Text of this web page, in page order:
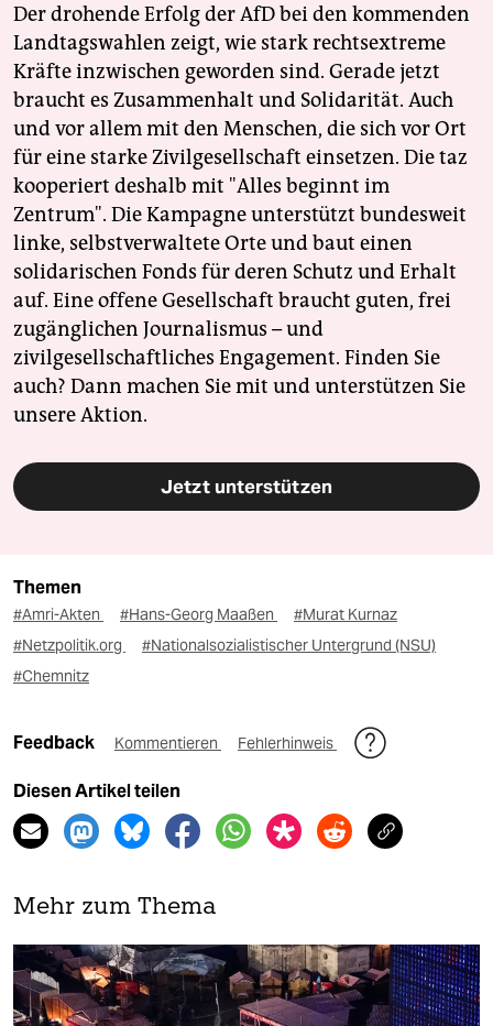
Der drohende Erfolg der AfD bei den kommenden
Landtagswahlen zeigt, wie stark rechtsextreme
Kräfte inzwischen geworden sind. Gerade jetzt
braucht es Zusammenhalt und Solidarität. Auch
und vor allem mit den Menschen, die sich vor Ort
für eine starke Zivilgesellschaft einsetzen. Die taz
kooperiert deshalb mit "Alles beginnt im
Zentrum". Die Kampagne unterstützt bundesweit
linke, selbstverwaltete Orte und baut einen
solidarischen Fonds für deren Schutz und Erhalt
auf. Eine offene Gesellschaft braucht guten, frei
zugänglichen Journalismus – und
zivilgesellschaftliches Engagement. Finden Sie
auch? Dann machen Sie mit und unterstützen Sie
unsere Aktion.
Jetzt unterstützen
Themen
#Amri-Akten #Hans-Georg Maaßen
#Murat Kurnaz
#Netzpolitik.org
#Nationalsozialistischer Untergrund (NSU)
#Chemnitz
Feedback Kommentieren Fehlerhinweis
Diesen Artikel teilen
Mehr zum Thema